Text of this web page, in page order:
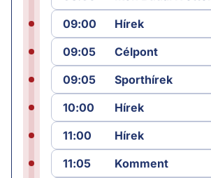
09:00
Hírek
09:05
Célpont
09:05
Sporthírek
10:00
Hírek
11:00
Hírek
11:05
Komment